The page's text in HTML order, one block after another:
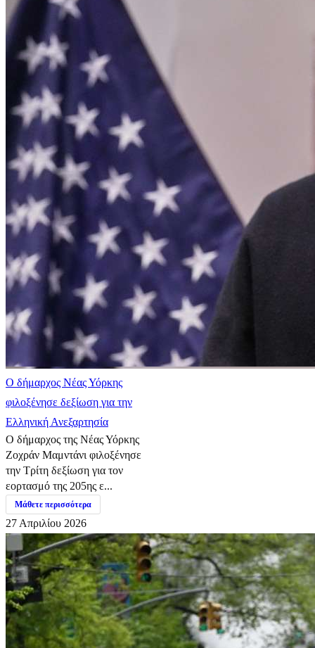
Ο δήμαρχος Νέας Υόρκης
φιλοξένησε δεξίωση για την
Ελληνική Ανεξαρτησία
Ο δήμαρχος της Νέας Υόρκης
Ζοχράν Μαμντάνι φιλοξένησε
την Τρίτη δεξίωση για τον
εορτασμό της 205ης ε...
Μάθετε περισσότερα
27 Απριλίου 2026